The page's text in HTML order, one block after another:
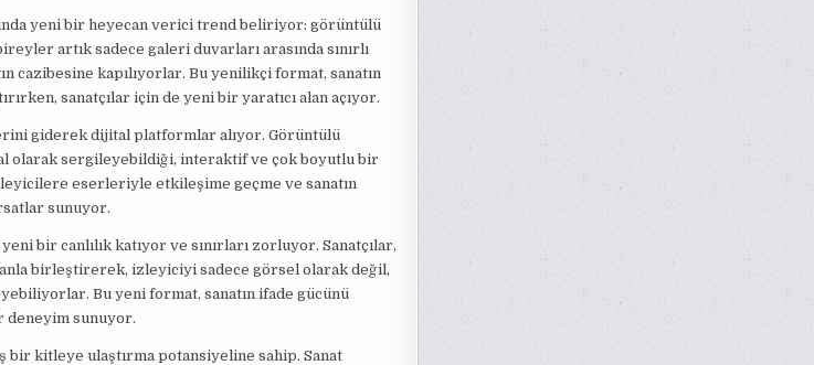
yeni bir heyecan verici trend beliriyor: görüntülü
artık sadece galeri duvarları arasında sınırlı
cazibesine kapılıyorlar. Bu yenilikçi format, sanatın
sanatçılar için de yeni bir yaratıcı alan açıyor.
giderek dijital platformlar alıyor. Görüntülü
olarak sergileyebildiği, interaktif ve çok boyutlu bir
eserleriyle etkileşime geçme ve sanatın
sunuyor.
bir canlılık katıyor ve sınırları zorluyor. Sanatçılar,
birleştirerek, izleyiciyi sadece görsel olarak değil,
Bu yeni format, sanatın ifade gücünü
sunuyor.
bir kitleye ulaştırma potansiyeline sahip. Sanat